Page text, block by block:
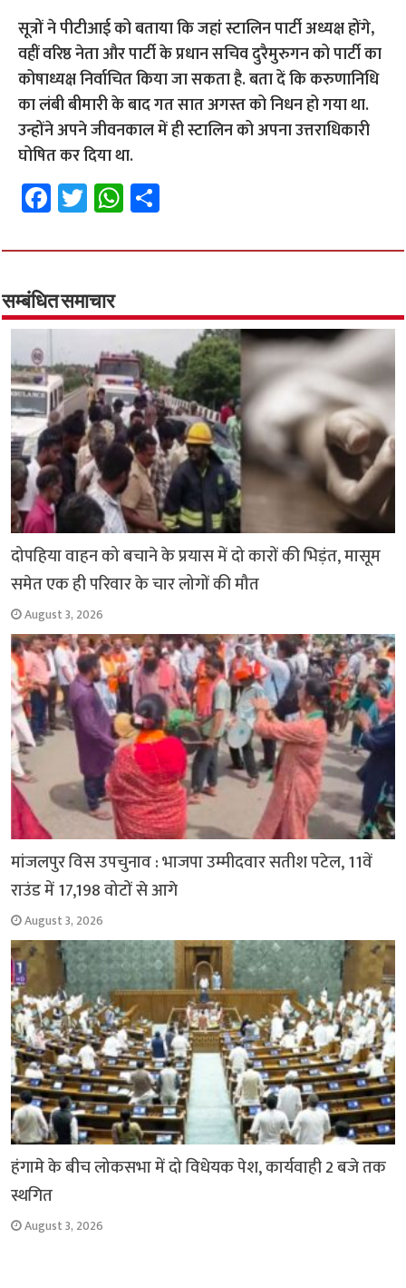
सूत्रों ने पीटीआई को बताया कि जहां स्टालिन पार्टी अध्यक्ष होंगे,
वहीं वरिष्ठ नेता और पार्टी के प्रधान सचिव दुरैमुरुगन को पार्टी का
कोषाध्यक्ष निर्वाचित किया जा सकता है. बता दें कि करुणानिधि
का लंबी बीमारी के बाद गत सात अगस्त को निधन हो गया था.
उन्होंने अपने जीवनकाल में ही स्टालिन को अपना उत्तराधिकारी
घोषित कर दिया था.
Fa
ce
b
o
o
k
T
wi
tt
er
W
h
at
p
p
ar
सम्बंधित समाचार
दोपहिया वाहन को बचाने के प्रयास में दो कारों की भिड़ंत, मासूम
समेत एक ही परिवार के चार लोगों की मौत
August 3, 2026
मांजलपुर विस उपचुनाव : भाजपा उम्मीदवार सतीश पटेल, 11वें
राउंड में 17,198 वोटों से आगे
August 3, 2026
हंगामे के बीच लोकसभा में दो विधेयक पेश, कार्यवाही 2 बजे तक
स्थगित
August 3, 2026